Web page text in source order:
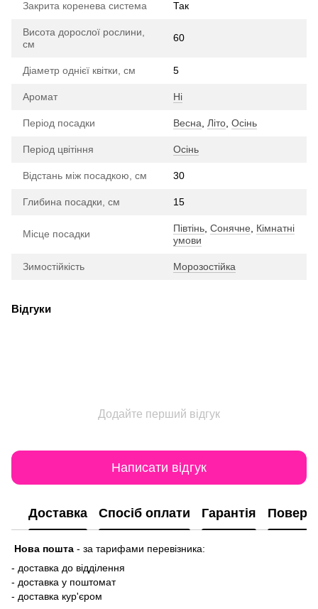
Закрита коренева система Так
Висота дорослої рослини,
см
60
Діаметр однієї квітки, см 5
Аромат Ні
Період посадки Весна, Літо, Осінь
Період цвітіння Осінь
Відстань між посадкою, см 30
Глибина посадки, см 15
Місце посадки Півтінь, Сонячне, Кімнатні
умови
Зимостійкість Морозостійка
Відгуки
Додайте перший відгук
Написати відгук
Доставка Спосіб оплати Гарантія
Нова пошта - за тарифами перевізника:
- доставка до відділення
- доставка у поштомат
- доставка кур'єром